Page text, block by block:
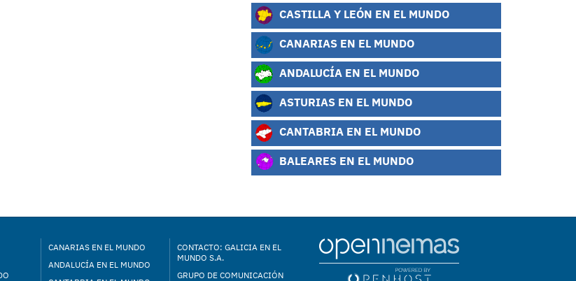
CASTILLA Y LEÓN EN EL MUNDO
CANARIAS EN EL MUNDO
ANDALUCÍA EN EL MUNDO
ASTURIAS EN EL MUNDO
CANTABRIA EN EL MUNDO
BALEARES EN EL MUNDO
CANARIAS EN EL MUNDO
ANDALUCÍA EN EL MUNDO
CONTACTO: GALICIA EN EL
MUNDO S.A.
GRUPO DE COMUNICACIÓN